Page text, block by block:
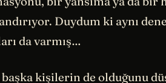
Duydum ki aynı
da varmış…
kişilerin de olduğunu